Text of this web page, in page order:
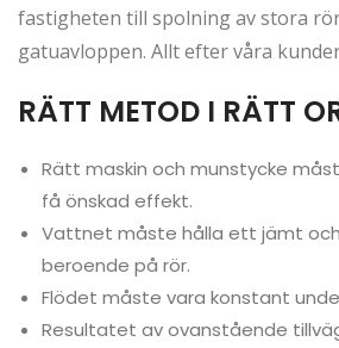
fastigheten till spolning av stora
gatuavloppen. Allt efter våra
RÄTT METOD I RÄTT
Rätt maskin och munstycke
få önskad effekt.
Vattnet måste hålla ett jämt
beroende på rör.
Flödet måste vara konstant
Resultatet av ovanstående